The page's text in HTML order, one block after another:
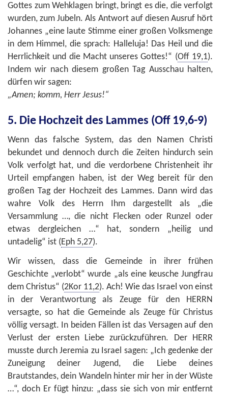
Gottes zum Wehklagen bringt, bringt es die, die verfolgt
wurden, zum Jubeln. Als Antwort auf diesen Ausruf hört
Johannes „eine laute Stimme einer großen Volksmenge
in dem Himmel, die sprach: Halleluja! Das Heil und die
Herrlichkeit und die Macht unseres Gottes!“ (Off 19,1).
Indem wir nach diesem großen Tag Ausschau halten,
dürfen wir sagen:
„Amen; komm, Herr Jesus!“
5. Die Hochzeit des Lammes (Off 19,6-9)
Wenn das falsche System, das den Namen Christi
bekundet und dennoch durch die Zeiten hindurch sein
Volk verfolgt hat, und die verdorbene Christenheit ihr
Urteil empfangen haben, ist der Weg bereit für den
großen Tag der Hochzeit des Lammes. Dann wird das
wahre Volk des Herrn Ihm dargestellt als „die
Versammlung …, die nicht Flecken oder Runzel oder
etwas dergleichen …“ hat, sondern „heilig und
untadelig“ ist (Eph 5,27).
Wir wissen, dass die Gemeinde in ihrer frühen
Geschichte „verlobt“ wurde „als eine keusche Jungfrau
dem Christus“ (2Kor 11,2). Ach! Wie das Israel von einst
in der Verantwortung als Zeuge für den HERRN
versagte, so hat die Gemeinde als Zeuge für Christus
völlig versagt. In beiden Fällen ist das Versagen auf den
Verlust der ersten Liebe zurückzuführen. Der HERR
musste durch Jeremia zu Israel sagen: „Ich gedenke der
Zuneigung deiner Jugend, die Liebe deines
Brautstandes, dein Wandeln hinter mir her in der Wüste
…“, doch Er fügt hinzu: „dass sie sich von mir entfernt